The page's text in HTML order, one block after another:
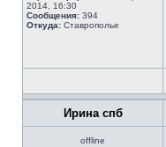
2014, 16:30
Сообщения: 394
Откуда: Ставрополье
Ирина спб
offline